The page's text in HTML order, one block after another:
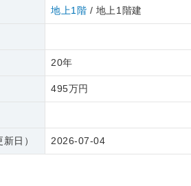
地上1階 / 地上1階建
20年
495万円
日） 2026-07-04